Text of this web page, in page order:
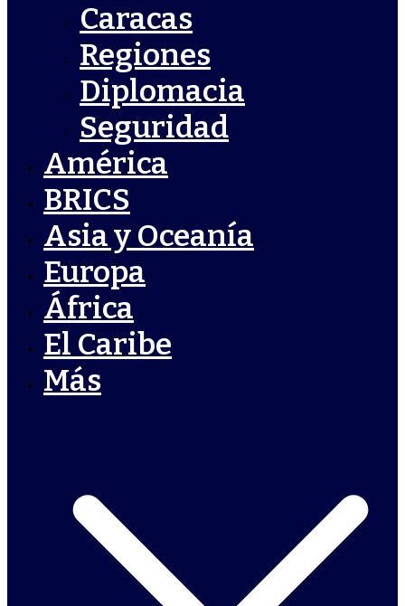
Caracas
Regiones
Diplomacia
Seguridad
América
BRICS
Asia y Oceanía
Europa
África
El Caribe
Más